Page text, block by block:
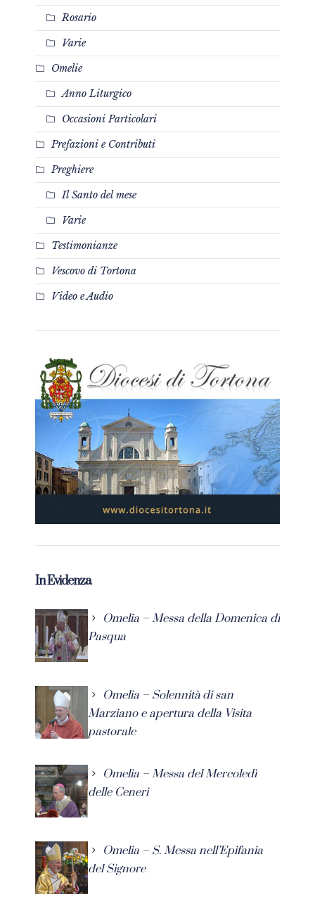
Rosario
Varie
Omelie
Anno Liturgico
Occasioni Particolari
Prefazioni e Contributi
Preghiere
Il Santo del mese
Varie
Testimonianze
Vescovo di Tortona
Video e Audio
In Evidenza
Omelia – Messa della Domenica di
Pasqua
Omelia – Solennità di san
Marziano e apertura della Visita
pastorale
Omelia – Messa del Mercoledì
delle Ceneri
Omelia – S. Messa nell’Epifania
del Signore